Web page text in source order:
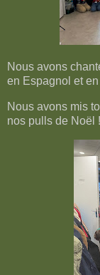
Nous avons
en Espagnol et
Nous avons mis
nos pulls de Noël !